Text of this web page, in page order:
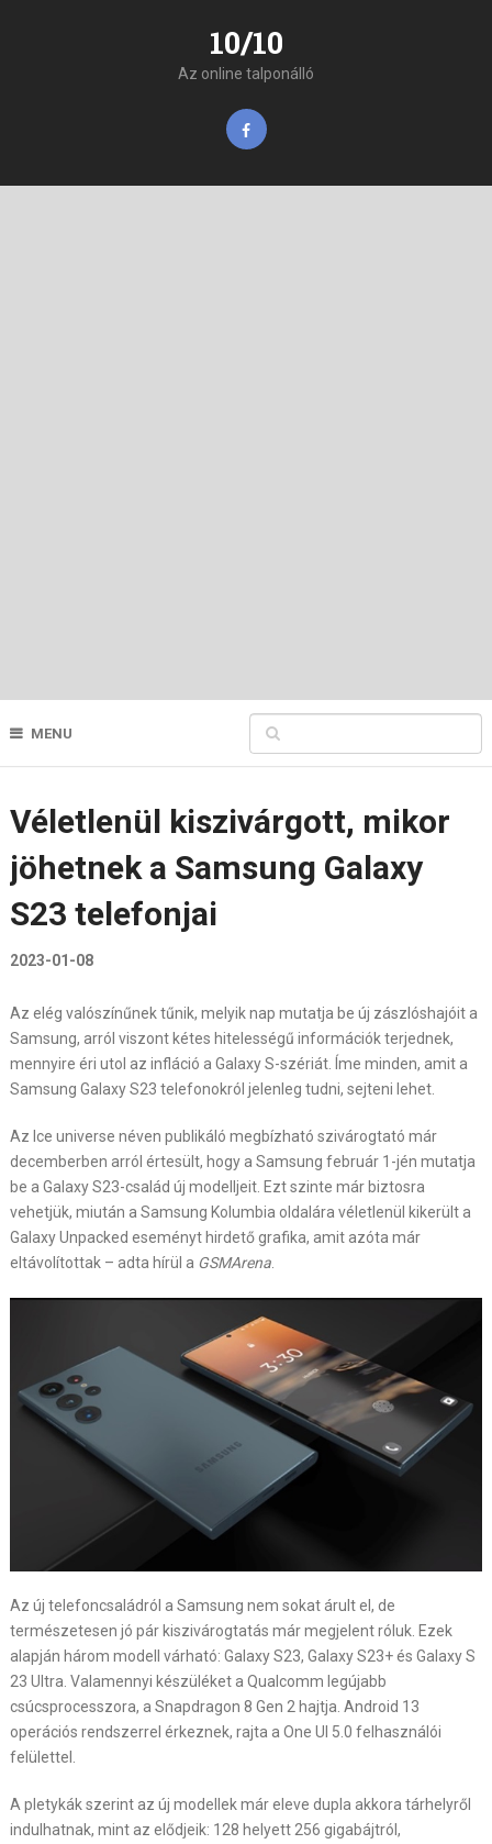
10/10
Az online talponálló
MENU
Véletlenül kiszivárgott, mikor
jöhetnek a Samsung Galaxy
S23 telefonjai
2023-01-08
Az elég valószínűnek tűnik, melyik nap mutatja be új zászlóshajóit a
Samsung, arról viszont kétes hitelességű információk terjednek,
mennyire éri utol az infláció a Galaxy S-szériát. Íme minden, amit a
Samsung Galaxy S23 telefonokról jelenleg tudni, sejteni lehet.
Az Ice universe néven publikáló megbízható szivárogtató már
decemberben arról értesült, hogy a Samsung február 1-jén mutatja
be a Galaxy S23-család új modelljeit. Ezt szinte már biztosra
vehetjük, miután a Samsung Kolumbia oldalára véletlenül kikerült a
Galaxy Unpacked eseményt hirdető grafika, amit azóta már
eltávolítottak – adta hírül a GSMArena.
Az új telefoncsaládról a Samsung nem sokat árult el, de
természetesen jó pár kiszivárogtatás már megjelent róluk. Ezek
alapján három modell várható: Galaxy S23, Galaxy S23+ és Galaxy S
23 Ultra. Valamennyi készüléket a Qualcomm legújabb
csúcsprocesszora, a Snapdragon 8 Gen 2 hajtja. Android 13
operációs rendszerrel érkeznek, rajta a One UI 5.0 felhasználói
felülettel.
A pletykák szerint az új modellek már eleve dupla akkora tárhelyről
indulhatnak, mint az elődjeik: 128 helyett 256 gigabájtról,